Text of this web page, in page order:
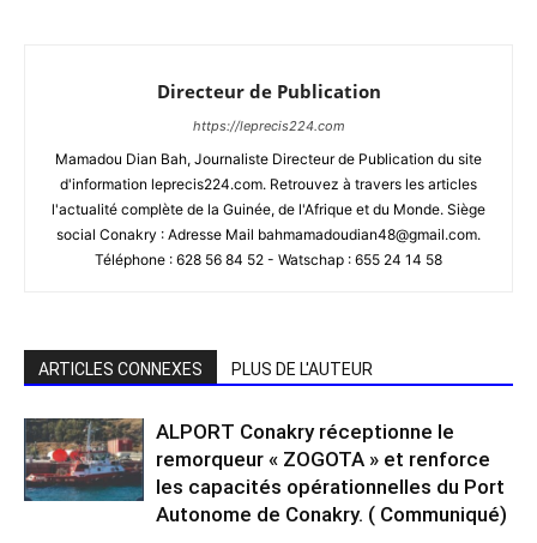
Directeur de Publication
https://leprecis224.com
Mamadou Dian Bah, Journaliste Directeur de Publication du site
d'information leprecis224.com. Retrouvez à travers les articles
l'actualité complète de la Guinée, de l'Afrique et du Monde. Siège
social Conakry : Adresse Mail bahmamadoudian48@gmail.com.
Téléphone : 628 56 84 52 - Watschap : 655 24 14 58
ARTICLES CONNEXES PLUS DE L'AUTEUR
ALPORT Conakry réceptionne le
remorqueur « ZOGOTA » et renforce
les capacités opérationnelles du Port
Autonome de Conakry. ( Communiqué)